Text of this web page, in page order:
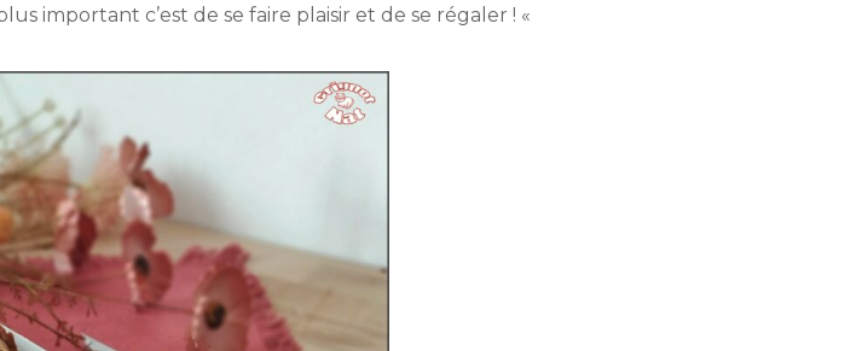
mozzarella
important c’est de se faire plaisir et de se régaler ! «